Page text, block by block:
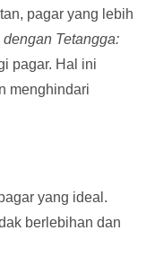
pagar yang lebih
Tetangga:
pagar. Hal ini
menghindari
yang ideal.
berlebihan dan